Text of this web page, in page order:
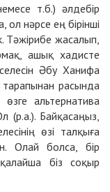
т.б.) әлдебір
ол нәрсе ең бірінші
Тәжірибе жасалып,
ашық хадисте
Әбу Ханифа
тарапынан расында
альтернатива
(р.а.). Байқасаңыз,
өзі талқыға
Олай болса, бір
біз соқыр